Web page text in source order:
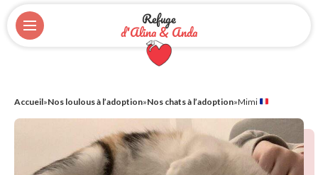
Refuge
d'Alina & Anda
Accueil»Nos loulous à l’adoption»Nos chats à l’adoption»Mimi